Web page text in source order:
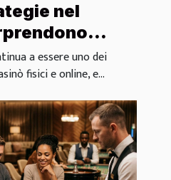
nel
di casinò?
a essere uno dei
fisici e online, e...